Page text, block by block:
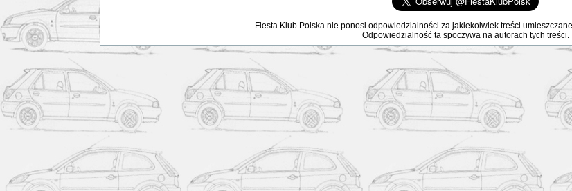
Fiesta Klub Polska nie ponosi odpowiedzialności za jakiekolwiek treści
Odpowiedzialność ta spoczywa na autorach tych treści.